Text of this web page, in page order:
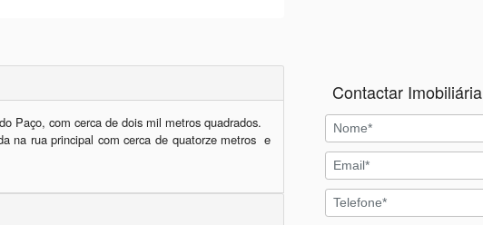
Paço, com cerca de dois mil metros quadrados.
na rua principal com cerca de quatorze metros  e
Contactar Imobiliária